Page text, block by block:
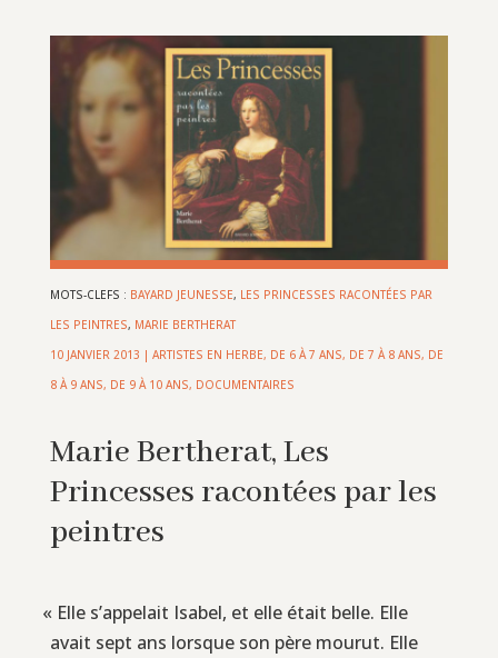
MOTS-CLEFS : BAYARD JEUNESSE, LES PRINCESSES RACONTÉES PAR
LES PEINTRES, MARIE BERTHERAT
10 JANVIER 2013 | ARTISTES EN HERBE, DE 6 À 7 ANS, DE 7 À 8 ANS, DE
8 À 9 ANS, DE 9 À 10 ANS, DOCUMENTAIRES
Marie Bertherat, Les
Princesses racontées par les
peintres
« Elle s’appelait Isabel, et elle était belle. Elle
avait sept ans lorsque son père mourut. Elle